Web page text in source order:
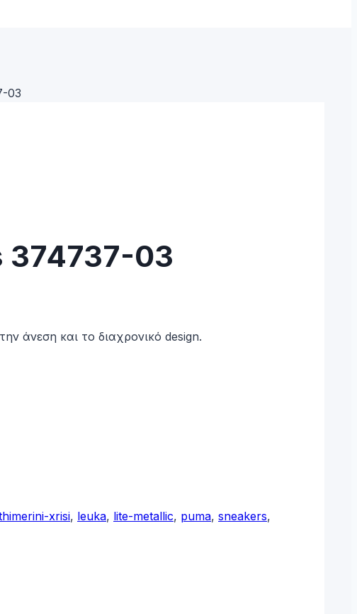
03
374737-03
άνεση και το διαχρονικό design.
xrisi, leuka, lite-metallic, puma, sneakers,